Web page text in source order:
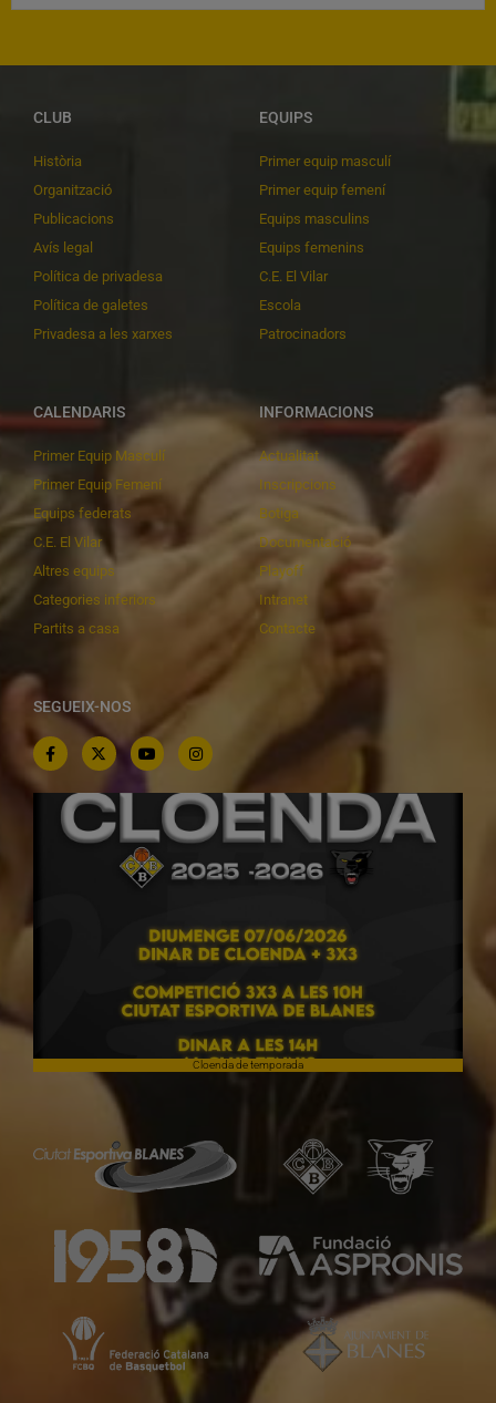
CLUB
Història
Organització
Publicacions
Avís legal
Política de privadesa
Política de galetes
Privadesa a les xarxes
EQUIPS
Primer equip masculí
Primer equip femení
Equips masculins
Equips femenins
C.E. El Vilar
Escola
Patrocinadors
CALENDARIS
Primer Equip Masculí
Primer Equip Femení
Equips federats
C.E. El Vilar
Altres equips
Categories inferiors
Partits a casa
INFORMACIONS
Actualitat
Inscripcions
Botiga
Documentació
Playoff
Intranet
Contacte
SEGUEIX-NOS
Cloenda de temporada